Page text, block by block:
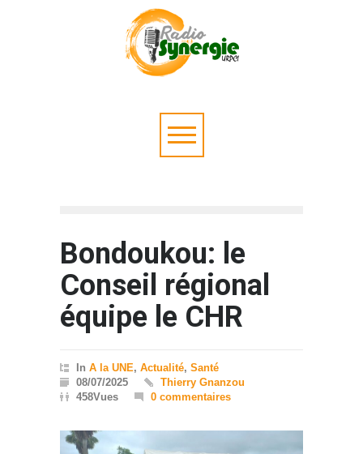
Bondoukou: le
Conseil régional
équipe le CHR
In A la UNE, Actualité, Santé
08/07/2025
Thierry Gnanzou
458Vues
0 commentaires